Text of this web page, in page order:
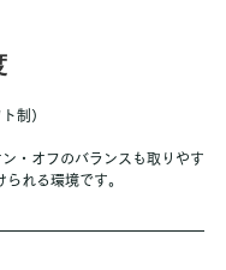
制）
・オフのバランスも取りやす
られる環境です。